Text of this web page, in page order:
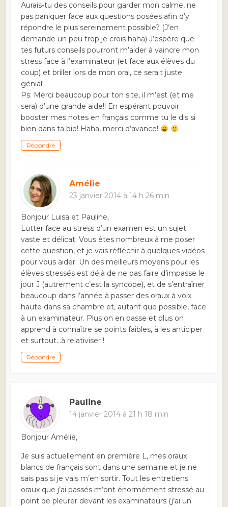
Aurais-tu des conseils pour garder mon calme, ne
pas paniquer face aux questions posées afin d’y
répondre le plus sereinement possible? (J’en
demande un peu trop je crois haha) J’espère que
tes futurs conseils pourront m’aider à vaincre mon
stress face à l’examinateur (et face aux élèves du
coup) et briller lors de mon oral, ce serait juste
génial!
Ps: Merci beaucoup pour ton site, il m’est (et me
sera) d’une grande aide!! En espérant pouvoir
booster mes notes en français comme tu le dis si
bien dans ta bio! Haha, merci d’avance!
Répondre
Amélie
23 janvier 2014 à 14 h 26 min
Bonjour Luisa et Pauline,
Lutter face au stress d’un examen est un sujet
vaste et délicat. Vous êtes nombreux à me poser
cette question, et je vais réfléchir à quelques vidéos
pour vous aider. Un des meilleurs moyens pour les
élèves stressés est déjà de ne pas faire d’impasse le
jour J (autrement c’est la syncope), et de s’entraîner
beaucoup dans l’année à passer des oraux à voix
haute dans sa chambre et, autant que possible, face
à un examinateur. Plus on en passe et plus on
apprend à connaître se points faibles, à les anticiper
et surtout…à relativiser !
Répondre
Pauline
14 janvier 2014 à 21 h 18 min
Bonjour Amélie,
Je suis actuellement en première L, mes oraux
blancs de français sont dans une semaine et je ne
sais pas si je vais m’en sortir. Tout les entretiens
oraux que j’ai passés m’ont énormément stressé au
point de pleurer devant les examinateurs (j’ai un